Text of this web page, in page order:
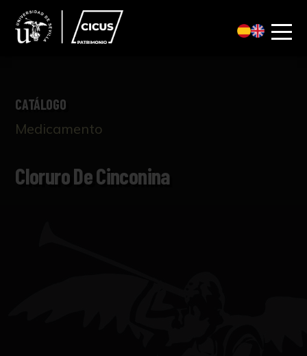
CATÁLOGO
Medicamento
Cloruro De Cinconina